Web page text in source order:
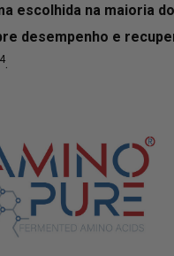
escolhida na maioria
desempenho e
.